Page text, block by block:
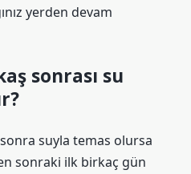
yerden devam
sonrası su
suyla temas olursa
sonraki ilk birkaç gün